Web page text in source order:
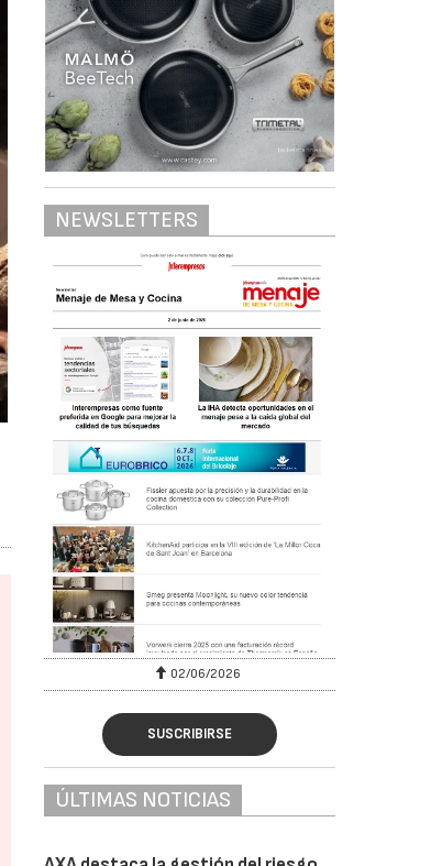
NEWSLETTERS
02/06/2026
SUSCRIBIRSE
ÚLTIMAS NOTICIAS